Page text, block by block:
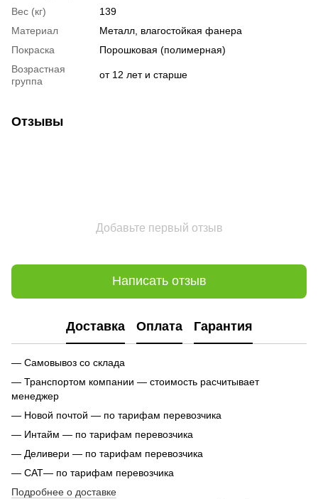
Вес (кг)
139
Материал
Металл, влагостойкая фанера
Покраска
Порошковая (полимерная)
Возрастная
группа
от 12 лет и старше
Отзывы
Добавьте первый отзыв
Написать отзыв
Доставка Оплата Гарантия
— Самовывоз со склада
— Транспортом компании — стоимость расчитывает
менеджер
— Новой почтой — по тарифам перевозчика
— Интайм — по тарифам перевозчика
— Деливери — по тарифам перевозчика
— САТ— по тарифам перевозчика
Подробнее о доставке